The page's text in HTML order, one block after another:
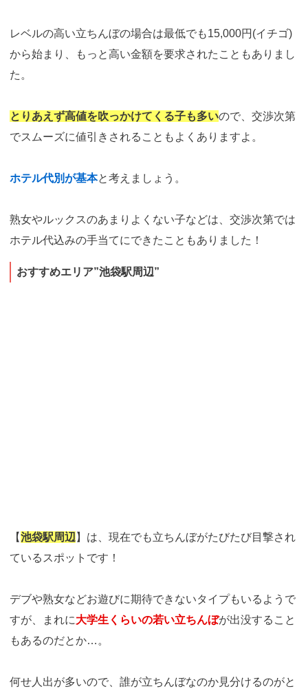
レベルの高い立ちんぼの場合は最低でも15,000円(イチゴ)
から始まり、もっと高い金額を要求されたこともありまし
た。
とりあえず高値を吹っかけてくる子も多いので、交渉次第
でスムーズに値引きされることもよくありますよ。
ホテル代別が基本と考えましょう。
熟女やルックスのあまりよくない子などは、交渉次第では
ホテル代込みの手当てにできたこともありました！
おすすめエリア”池袋駅周辺”
【池袋駅周辺 】は、現在でも立ちんぼがたびたび目撃され
ているスポットです！
デブや熟女などお遊びに期待できないタイプもいるようで
すが、まれに大学生くらいの若い立ちんぼが出没すること
もあるのだとか…。
何せ人出が多いので、誰が立ちんぼなのか見分けるのがと